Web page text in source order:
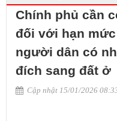
Chính phủ cần
đối với hạn
người dân có
đích sang đất ở
Cập nhật 15/01/2026